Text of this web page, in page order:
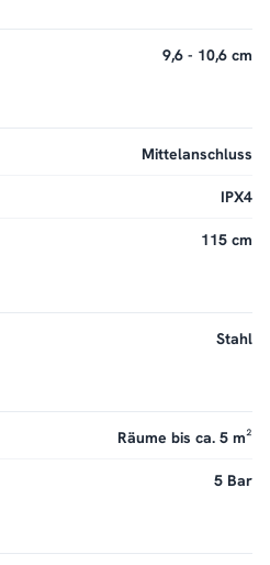
9,6 - 10,6 cm
Mittelanschluss
IPX4
115 cm
Stahl
Räume bis ca. 5 m²
5 Bar